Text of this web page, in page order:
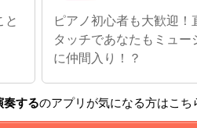
と
ピアノ初心者も大歓迎！
タッチであなたもミュー
に仲間入り！？
奏するのアプリが気になる方はこち